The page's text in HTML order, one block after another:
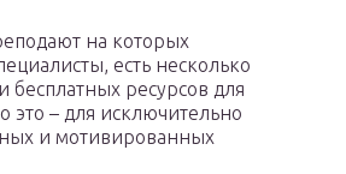
на которых
есть несколько
ресурсов для
это – для исключительно
и мотивированных